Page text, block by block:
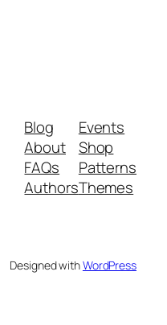
Blog
About
FAQs
Authors
Events
Shop
Patterns
Themes
Designed withWordPress